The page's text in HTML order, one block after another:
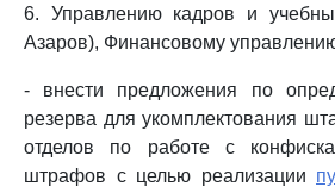
6. Управлению кадров и
Азаров), Финансовому
- внести предложения по
резерва для укомплектования
отделов по работе с
штрафов с целью реализации